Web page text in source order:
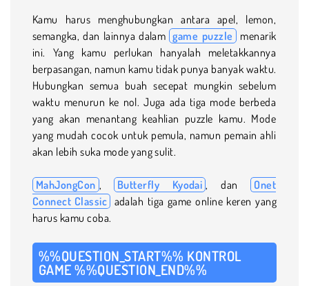
Kamu harus menghubungkan antara apel, lemon,
semangka, dan lainnya dalam game puzzle menarik
ini. Yang kamu perlukan hanyalah meletakkannya
berpasangan, namun kamu tidak punya banyak waktu.
Hubungkan semua buah secepat mungkin sebelum
waktu menurun ke nol. Juga ada tiga mode berbeda
yang akan menantang keahlian puzzle kamu. Mode
yang mudah cocok untuk pemula, namun pemain ahli
akan lebih suka mode yang sulit.
MahJongCon , Butterfly Kyodai , dan Onet
Connect Classic adalah tiga game online keren yang
harus kamu coba.
%%QUESTION_START%% KONTROL
GAME %%QUESTION_END%%